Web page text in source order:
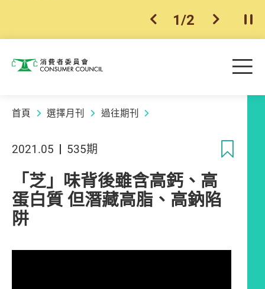
上一個
1/2 下一個開
消費者委員會 目
首頁 選擇月刊 過往期刊
2021.05 535期
「芝」味背後雖含高鈣、高
蛋白質 但潛藏高脂、高鈉陷
阱